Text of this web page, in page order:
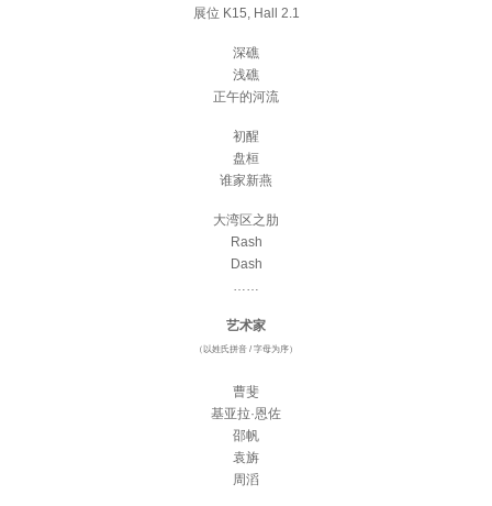
展位 K15, Hall 2.1
深礁
浅礁
正午的河流
初醒
盘桓
谁家新燕
大湾区之肋
Rash
Dash
艺术家
（以姓氏拼音 / 字母为序）
曹斐
基亚拉·恩佐
邵帆
袁旃
周滔